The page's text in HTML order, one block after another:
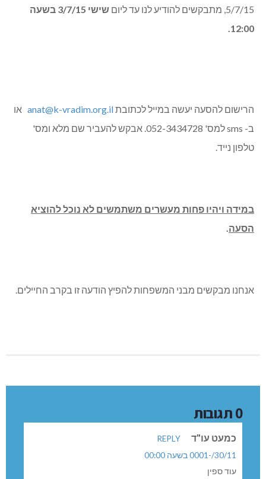
5/7/15, מתבקשים להודיע לנו עד ליום
שישי 3/7/15 בשעה
12:00.
הרישום להסעה יעשה במייל לכתובתanat@k-vradim.org.il או
ב- sms
למס' 052-3434728. אבקש להעביר שם מלא ומס'
טלפון נייד.
במידה ויהיו פחות מעשרים משתמשים לא נוכל להוציא
הסעה
אנחנו מבקשים מבני המשפחות להפיץ הודעה זו בקרב החיילים.
0 תגובות
כמעט עו"ד
REPLY
30/11/-0001 בשעה 00:00
עוד ספין